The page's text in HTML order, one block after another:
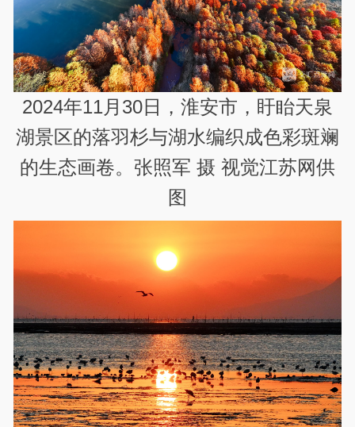
2024年11月30日，淮安市，盱眙天泉
湖景区的落羽杉与湖水编织成色彩斑斓
的生态画卷。张照军 摄 视觉江苏网供
图